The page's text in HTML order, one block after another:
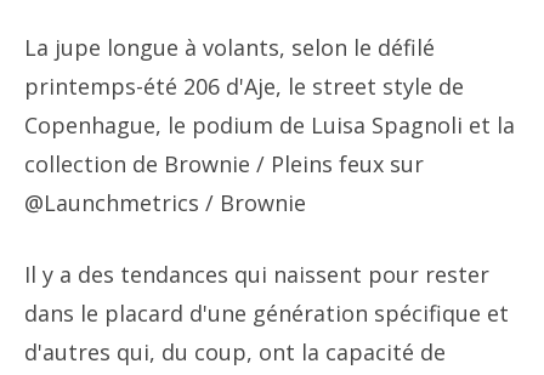
La jupe longue à volants, selon le défilé
printemps-été 206 d'Aje, le street style de
Copenhague, le podium de Luisa Spagnoli et la
collection de Brownie / Pleins feux sur
@Launchmetrics / Brownie
Il y a des tendances qui naissent pour rester
dans le placard d'une génération spécifique et
d'autres qui, du coup, ont la capacité de